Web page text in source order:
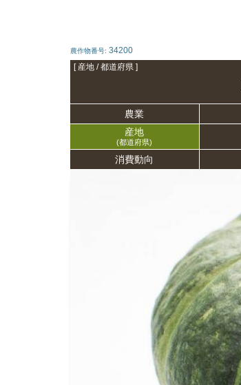
農作物番号: 34200
[ 産地 / 都道府県 ]
農業
産地
(都道府県)
消費動向